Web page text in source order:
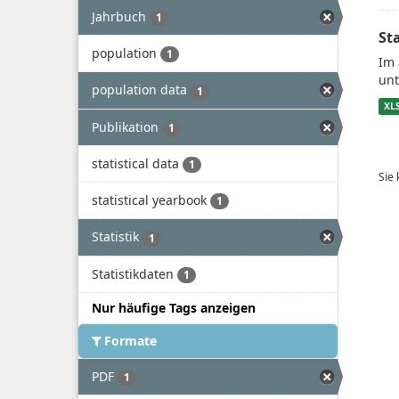
Jahrbuch 1
population 1
population data 1
Publikation 1
statistical data 1
statistical yearbook 1
Statistik 1
Statistikdaten 1
Nur häufige Tags anzeigen
Formate
PDF 1
Im
Sie